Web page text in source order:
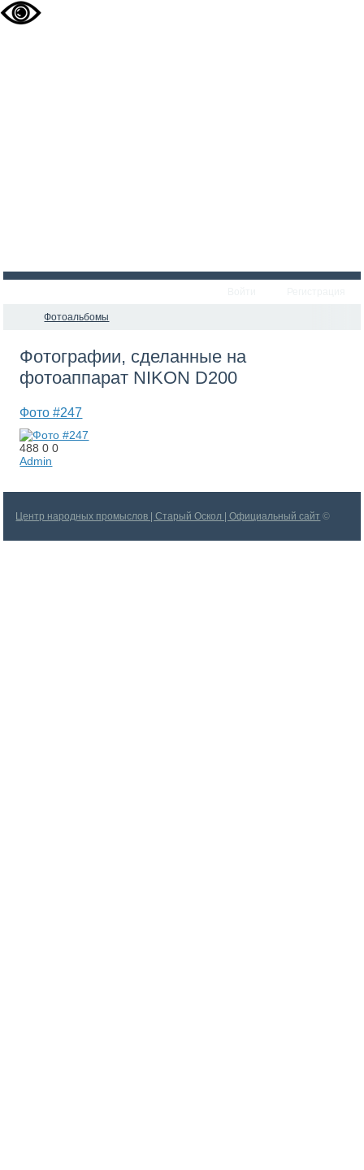
Фотоальбомы
Фотографии, сделанные на
фотоаппарат NIKON D200
Фото #247
48800
Admin
Центр народных промыслов | Старый Оскол | Официальный сайт ©